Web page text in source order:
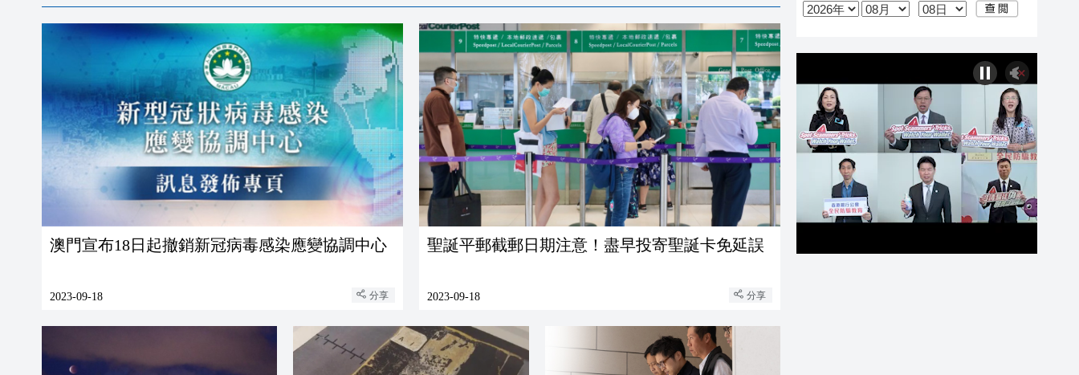
澳門宣布18日起撤銷新冠病毒感染應變協調中心
2023-09-18 分享
聖誕平郵截郵日期注意！盡早投寄聖誕卡免延誤
2023-09-18 分享